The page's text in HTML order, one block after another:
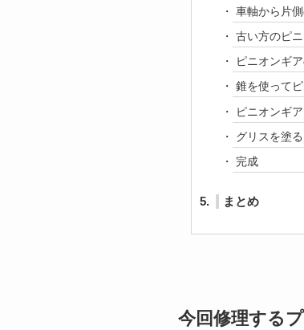
車軸から片
古い方のピ
ピニオンギ
錐を使って
ピニオンギ
グリスを塗る
完成
5. まとめ
今回修理する